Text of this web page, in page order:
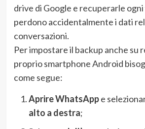
drive di Google e recuperarle ogni
perdono accidentalmente i dati
conversazioni.
Per impostare il backup anche su
proprio smartphone Android
come segue:
Aprire WhatsAppe
alto a destra;